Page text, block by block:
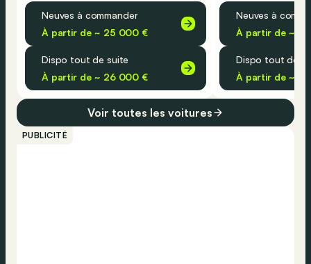
Neuves à commander
À partir de ~ 25 000 €
Dispo tout de suite
À partir de ~ 26 000 €
Neuves à
À partir de ~
Dispo tout de
À partir de ~ 8
Voir toutes les voitures
PUBLICITÉ